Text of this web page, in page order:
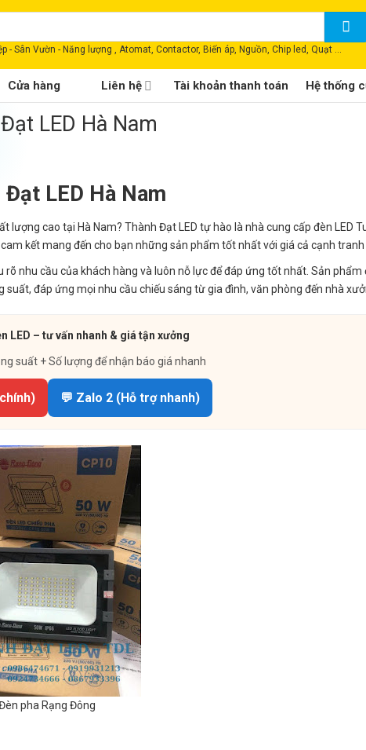
- Sân Vườn - Năng lượng , Atomat, Contactor, Biến áp, Nguồn, Chip led, Quạt ...
Cửa hàng Liên hệ Tài khoản thanh toán Hệ thống
LED Hà Nam
LED Hà Nam
cao tại Hà Nam? Thành Đạt LED tự hào là nhà cung cấp đèn LED
kết mang đến cho bạn những sản phẩm tốt nhất với giá cả cạnh tranh
nhu cầu của khách hàng và luôn nỗ lực để đáp ứng tốt nhất. Sản phẩm
đáp ứng mọi nhu cầu chiếu sáng từ gia đình, văn phòng đến nhà
LED – tư vấn nhanh & giá tận xưởng
suất + Số lượng để nhận báo giá nhanh
💬 Zalo 2 (Hỗ trợ nhanh)
pha Rạng Đông